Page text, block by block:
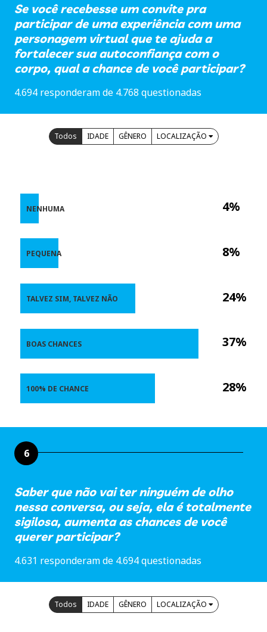
Se você recebesse um convite pra
participar de uma experiência com uma
personagem virtual que te ajuda a
fortalecer sua autoconfiança com o
corpo, qual a chance de você participar?
4.694 responderam de 4.768 questionadas
Todos IDADE GÊNERO LOCALIZAÇÃO
4%
8%
24%
37%
28%
NENHUMA
PEQUENA
TALVEZ SIM, TALVEZ NÃO
BOAS CHANCES
100% DE CHANCE
6
Saber que não vai ter ninguém de olho
nessa conversa, ou seja, ela é totalmente
sigilosa, aumenta as chances de você
querer participar?
4.631 responderam de 4.694 questionadas
Todos IDADE GÊNERO LOCALIZAÇÃO